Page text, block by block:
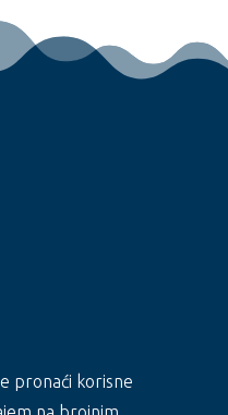
pronaći korisne